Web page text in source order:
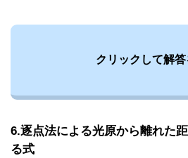
クリックして解
6.逐点法による光原から離れた
る式